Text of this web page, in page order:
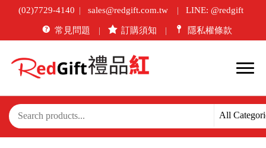
(02)7729-4140 sales@redgift.com.tw LINE: @redgift
常見問題 訂購須知 隱私權條款